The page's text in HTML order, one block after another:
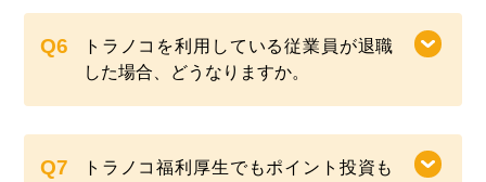
トラノコを利用している従業員が退職
した場合、どうなりますか。
トラノコ福利厚生でもポイント投資も